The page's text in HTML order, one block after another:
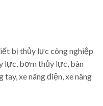
bị thủy lực công nghiệp
lực, bơm thủy lực, bàn
tay, xe nâng điện, xe nâng